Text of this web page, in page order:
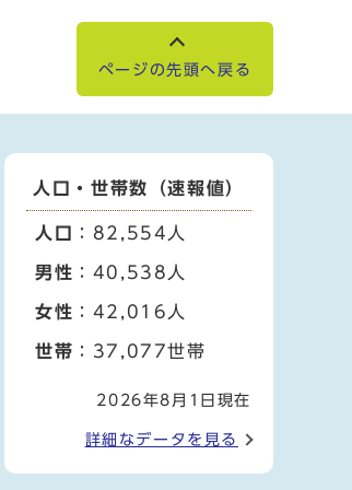
ページの先頭へ戻る
人口・世帯数（速報値）
人口 ：82,554人
男性 ：40,538人
女性 ：42,016人
世帯 ：37,077世帯
2026年8月1日現在
詳細なデータを見る